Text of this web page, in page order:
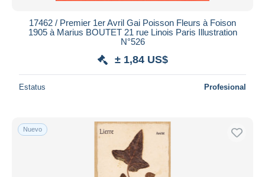
17462 / Premier 1er Avril Gai Poisson Fleurs à Foison
1905 à Marius BOUTET 21 rue Linois Paris Illustration
N°526
± 1,84 US$
Estatus Profesional
Nuevo